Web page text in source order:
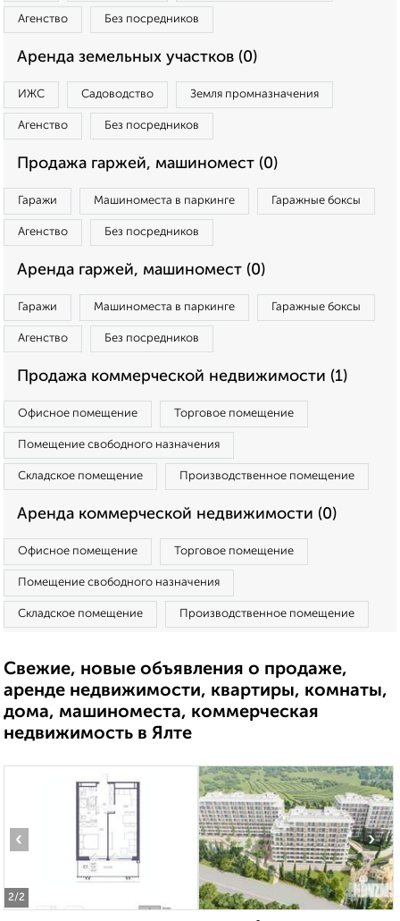
Агенство Без посредников
Аренда земельных участков (0)
ИЖС Садоводство Земля промназначения
Агенство Без посредников
Продажа гаржей, машиномест (0)
Гаражи Машиноместа в паркинге Гаражные боксы
Агенство Без посредников
Аренда гаржей, машиномест (0)
Гаражи Машиноместа в паркинге Гаражные боксы
Агенство Без посредников
Продажа коммерческой недвижимости (1)
Офисное помещение Торговое помещение
Помещение свободного назначения
Складское помещение Производственное помещение
Аренда коммерческой недвижимости (0)
Офисное помещение Торговое помещение
Помещение свободного назначения
Складское помещение Производственное помещение
Свежие, новые объявления о продаже,
аренде недвижимости, квартиры, комнаты,
дома, машиноместа, коммерческая
недвижимость в Ялте
2/2
‹ ›